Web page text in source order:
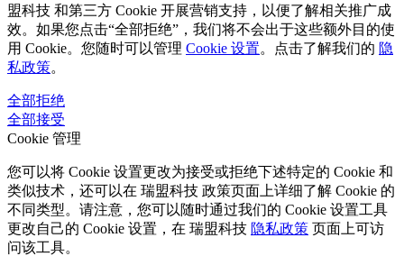
盟科技 和第三方 Cookie 开展营销支持，以便了解相关推广成
效。如果您点击“全部拒绝”，我们将不会出于这些额外目的使
用 Cookie。您随时可以管理 Cookie 设置。点击了解我们的 隐
私政策。
全部拒绝
全部接受
Cookie 管理
您可以将 Cookie 设置更改为接受或拒绝下述特定的 Cookie 和
类似技术，还可以在 瑞盟科技 政策页面上详细了解 Cookie 的
不同类型。请注意，您可以随时通过我们的 Cookie 设置工具
更改自己的 Cookie 设置，在 瑞盟科技 隐私政策 页面上可访
问该工具。